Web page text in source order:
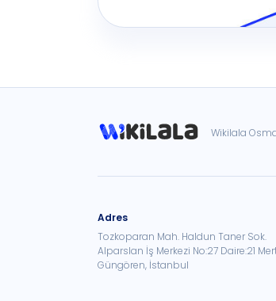
Wikilala
Adres
Tozkoparan Mah. Haldun Taner Sok.
Alparslan İş Merkezi No:27 Daire:21
Güngören, İstanbul